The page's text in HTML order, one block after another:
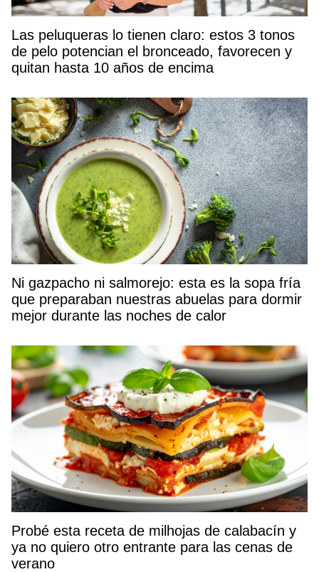
Las peluqueras lo tienen claro: estos 3 tonos
de pelo potencian el bronceado, favorecen y
quitan hasta 10 años de encima
Ni gazpacho ni salmorejo: esta es la sopa fría
que preparaban nuestras abuelas para dormir
mejor durante las noches de calor
Probé esta receta de milhojas de calabacín y
ya no quiero otro entrante para las cenas de
verano